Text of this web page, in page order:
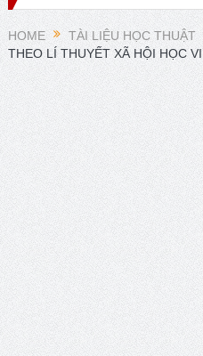
đình Châu Á trong bối cảnh hội
số”
XXI ISA World Congress of
Turbulent Times July 4 – 10,
Lễ ra mắt Chi hội xã hội học
học “Các vấn đề nổi bật trong
dục”.
Young People’s (Self-
Subjectivities, Discourses, and
Presidential Corner –
HOME TÀI LIỆU HỌC THUẬT
THEO LÍ THUYẾT XÃ HỘI HỌC